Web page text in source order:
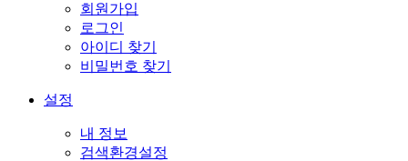
회원가입
로그인
아이디 찾기
비밀번호 찾기
설정
내 정보
검색환경설정